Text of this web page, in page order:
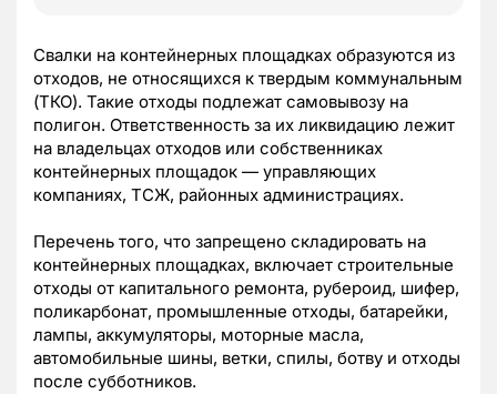
Свалки на контейнерных площадках образуются из
отходов, не относящихся к твердым коммунальным
(ТКО). Такие отходы подлежат самовывозу на
полигон. Ответственность за их ликвидацию лежит
на владельцах отходов или собственниках
контейнерных площадок — управляющих
компаниях, ТСЖ, районных администрациях.
Перечень того, что запрещено складировать на
контейнерных площадках, включает строительные
отходы от капитального ремонта, рубероид, шифер,
поликарбонат, промышленные отходы, батарейки,
лампы, аккумуляторы, моторные масла,
автомобильные шины, ветки, спилы, ботву и отходы
после субботников.